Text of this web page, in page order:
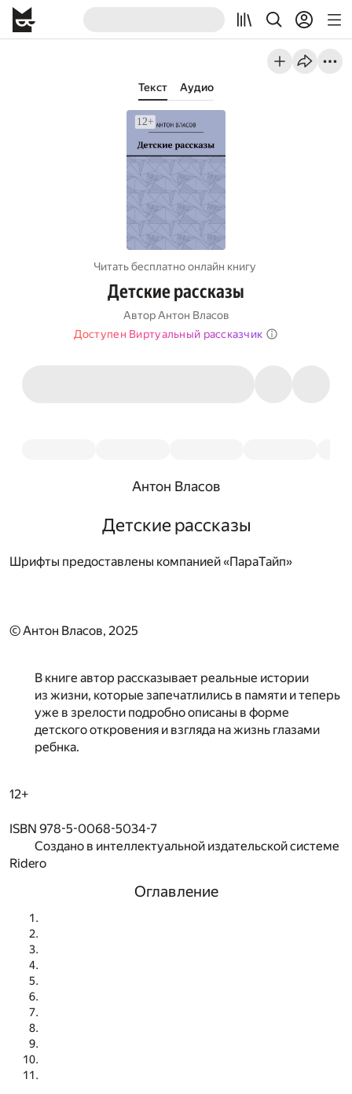
Текст Аудио
Читать бесплатно онлайн книгу
Детские рассказы
Автор Антон Власов
Доступен Виртуальный рассказчик
Антон Власов
Детские рассказы
Шрифты предоставлены компанией «ПараТайп»
© Антон Власов, 2025
В книге автор рассказывает реальные истории
из жизни, которые запечатлились в памяти и теперь
уже в зрелости подробно описаны в форме
детского откровения и взгляда на жизнь глазами
ребнка.
12+
ISBN 978-5-0068-5034-7
Создано в интеллектуальной издательской системе
Ridero
Оглавление